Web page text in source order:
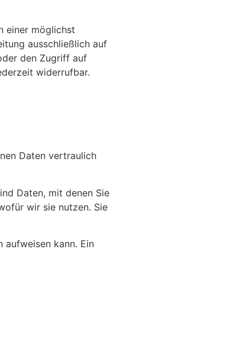
einer möglichst
ausschließlich auf
den Zugriff auf
widerrufbar.
Daten vertraulich
Daten, mit denen Sie
wir sie nutzen. Sie
aufweisen kann. Ein